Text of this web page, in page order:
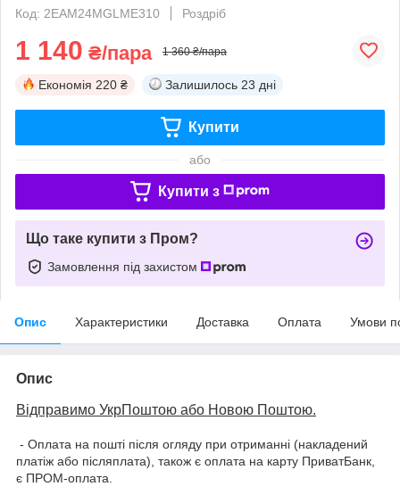
Код: 2EAM24MGLME310
Роздріб
1 140 ₴/пара 1 360 ₴/пара
Економія 220 ₴ Залишилось 23 дні
Купити
або
Купити з
Що таке купити з Пром?
Замовлення під захистом
Опис Характеристики Доставка Оплата Умови
Опис
Відправимо УкрПоштою або Новою Поштою.
- Оплата на пошті після огляду при отриманні (накладений
платіж або післяплата), також є оплата на карту ПриватБанк,
є ПРОМ-оплата.